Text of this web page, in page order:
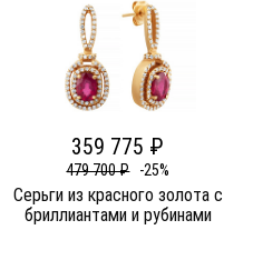
359 775 ₽
479 700 ₽ -25%
Серьги из красного золота c
бриллиантами и рубинами